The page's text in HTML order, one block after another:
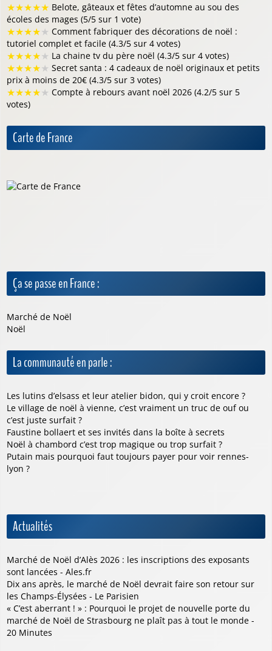
★★★★★ Belote, gâteaux et fêtes d’automne au sou des
écoles des mages (5/5 sur 1 vote)
★★★★★ Comment fabriquer des décorations de noël :
tutoriel complet et facile (4.3/5 sur 4 votes)
★★★★★ La chaine tv du père noël (4.3/5 sur 4 votes)
★★★★★ Secret santa : 4 cadeaux de noël originaux et petits
prix à moins de 20€ (4.3/5 sur 3 votes)
★★★★★ Compte à rebours avant noël 2026 (4.2/5 sur 5
votes)
Carte de France
Ça se passe en France :
Marché de Noël
Noël
La communauté en parle :
Les lutins d’elsass et leur atelier bidon, qui y croit encore ?
Le village de noël à vienne, c’est vraiment un truc de ouf ou
c’est juste surfait ?
Faustine bollaert et ses invités dans la boîte à secrets
Noël à chambord c’est trop magique ou trop surfait ?
Putain mais pourquoi faut toujours payer pour voir rennes-
lyon ?
Actualités
Marché de Noël d’Alès 2026 : les inscriptions des exposants
sont lancées - Ales.fr
Dix ans après, le marché de Noël devrait faire son retour sur
les Champs-Élysées - Le Parisien
« C’est aberrant ! » : Pourquoi le projet de nouvelle porte du
marché de Noël de Strasbourg ne plaît pas à tout le monde -
20 Minutes